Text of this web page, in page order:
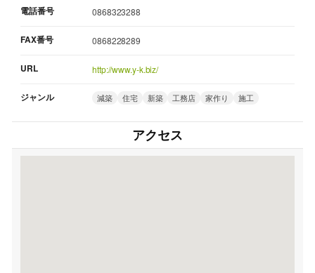
電話番号 0868323288
FAX番号 0868228289
URL http://www.y-k.biz/
ジャンル 減築 住宅 新築 工務店 家作り 施工
アクセス